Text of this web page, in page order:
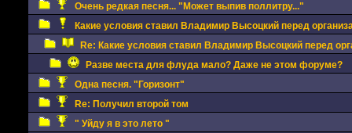
Очень редкая песня... "Может выпив поллитру..."
Какие условия ставил Владимир Высоцкий перед
Re: Какие условия ставил Владимир Высоцкий перед
Разве места для флуда мало? Даже не этом форуме?
Одна песня. "Горизонт"
Re: Получил второй том
" Уйду я в это лето "